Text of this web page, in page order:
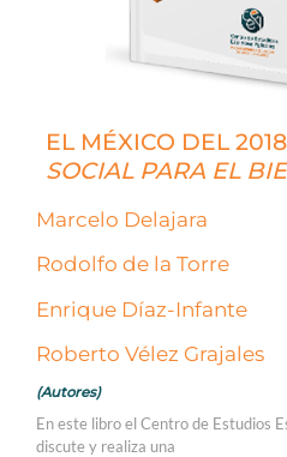
EL MÉXICO DEL
SOCIAL PARA EL
Marcelo Delajara
Rodolfo de la Torre
Enrique Díaz-Infante
Roberto Vélez Grajales
(Autores)
En este libro el Centro de Estudios
discute y realiza una